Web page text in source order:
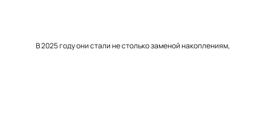
В 2025 году они стали не столько заменой накоплениям,